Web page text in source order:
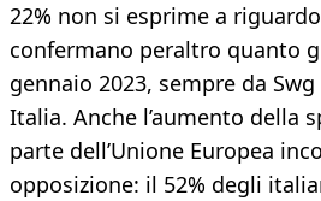
22% non si esprime a
confermano peraltro quanto
gennaio 2023, sempre da
Italia. Anche l’aumento della
parte dell’Unione Europea
opposizione: il 52% degli